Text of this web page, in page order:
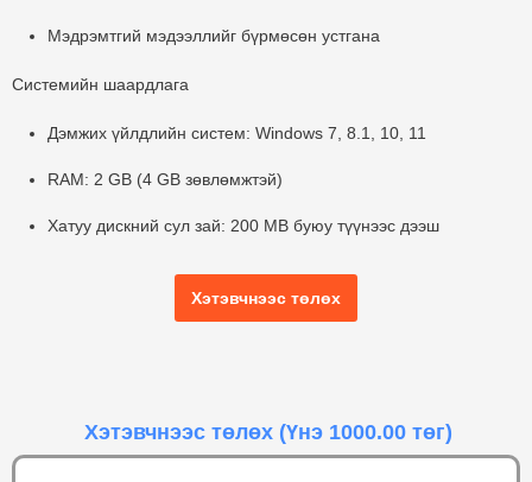
Мэдрэмтгий мэдээллийг бүрмөсөн устгана
Системийн шаардлага
Дэмжих үйлдлийн систем: Windows 7, 8.1, 10, 11
RAM: 2 GB (4 GB зөвлөмжтэй)
Хатуу дискний сул зай: 200 MB буюу түүнээс дээш
Хэтэвчнээс төлөх
Хэтэвчнээс төлөх (Үнэ 1000.00 төг)